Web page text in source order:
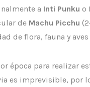
a Inti Punku o
de Machu Picchu
de flora, fauna y
época para realizar
es imprevisible, por